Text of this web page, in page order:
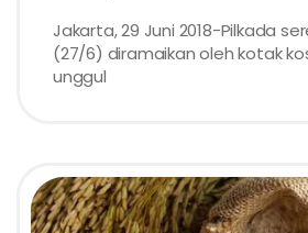
Jakarta, 29 Juni 2018-Pilkada
(27/6) diramaikan oleh kotak
unggul